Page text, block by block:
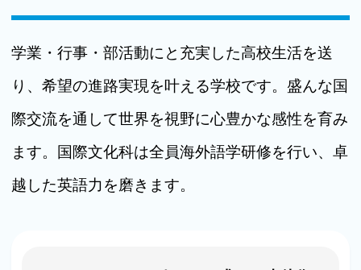
学業・行事・部活動にと充実した高校生活を送
り、希望の進路実現を叶える学校です。盛んな国
際交流を通して世界を視野に心豊かな感性を育み
ます。国際文化科は全員海外語学研修を行い、卓
越した英語力を磨きます。